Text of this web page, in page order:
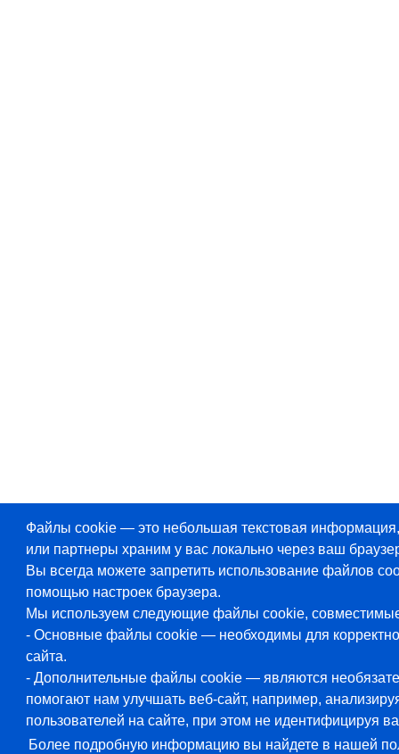
Файлы cookie — это небольшая текстовая
или партнеры храним у вас локально через ваш
Вы всегда можете запретить использование файлов
помощью настроек браузера.
Мы используем следующие файлы cookie,
- Основные файлы cookie — необходимы для
сайта.
- Дополнительные файлы cookie — являются
помогают нам улучшать веб-сайт, например,
пользователей на сайте, при этом не идентифицируя
Более подробную информацию вы найдете в нашей